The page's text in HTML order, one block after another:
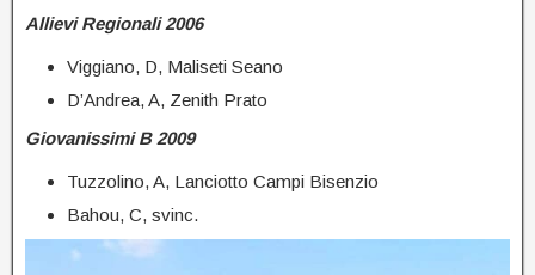
Allievi Regionali 2006
Viggiano, D, Maliseti Seano
D’Andrea, A, Zenith Prato
Giovanissimi B 2009
Tuzzolino, A, Lanciotto Campi Bisenzio
Bahou, C, svinc.